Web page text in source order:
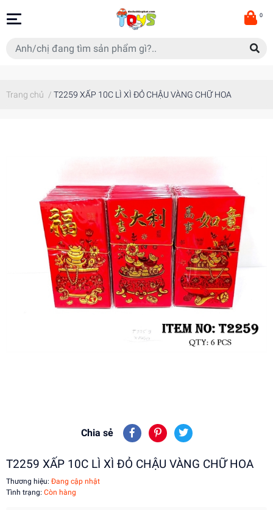
0
Trang chủ / T2259 XẤP 10C LÌ XÌ ĐỎ CHẬU VÀNG CHỮ HOA
Chia sẻ
T2259 XẤP 10C LÌ XÌ ĐỎ CHẬU VÀNG CHỮ HOA
Thương hiệu: Đang cập nhật
Tình trạng: Còn hàng